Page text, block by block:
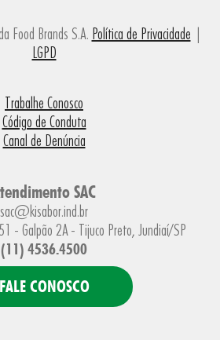
Food Brands S.A. Política de Privacidade |
LGPD
Trabalhe Conosco
Código de Conduta
Canal de Denúncia
SAC
sac@kisabor.ind.br
- Galpão 2A - Tijuco Preto, Jundiaí/SP
(11) 4536.4500
FALE CONOSCO